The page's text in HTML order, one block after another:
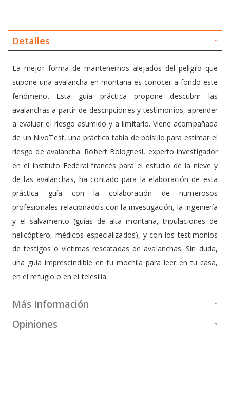
Detalles
La mejor forma de mantenernos alejados del peligro que
supone una avalancha en montaña es conocer a fondo este
fenómeno. Esta guía práctica propone descubrir las
avalanchas a partir de descripciones y testimonios, aprender
a evaluar el riesgo asumido y a limitarlo. Viene acompañada
de un NivoTest, una práctica tabla de bolsillo para estimar el
riesgo de avalancha. Robert Bolognesi, experto investigador
en el Instituto Federal francés para el estudio de la nieve y
de las avalanchas, ha contado para la elaboración de esta
práctica guía con la colaboración de numerosos
profesionales relacionados con la investigación, la ingeniería
y el salvamento (guías de alta montaña, tripulaciones de
helicóptero, médicos especializados), y con los testimonios
de testigos o víctimas rescatadas de avalanchas. Sin duda,
una guía imprescindible en tu mochila para leer en tu casa,
en el refugio o en el telesilla.
Más Información
Opiniones